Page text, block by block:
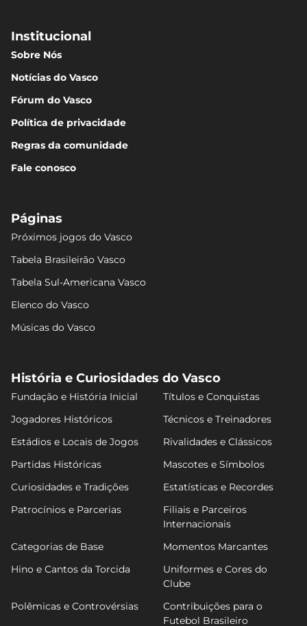
Institucional
Sobre Nós
Notícias do Vasco
Fórum do Vasco
Política de privacidade
Regras da comunidade
Fale conosco
Páginas
Próximos jogos do Vasco
Tabela Brasileirão Vasco
Tabela Sul-Americana Vasco
Elenco do Vasco
Músicas do Vasco
História e Curiosidades do Vasco
Fundação e História Inicial
Títulos e Conquistas
Jogadores Históricos
Técnicos e Treinadores
Estádios e Locais de Jogos
Rivalidades e Clássicos
Partidas Históricas
Mascotes e Símbolos
Curiosidades e Tradições
Estatísticas e Recordes
Patrocínios e Parcerias
Filiais e Parceiros
Internacionais
Categorias de Base
Momentos Marcantes
Hino e Cantos da Torcida
Uniformes e Cores do
Clube
Polêmicas e Controvérsias
Contribuições para o
Futebol Brasileiro